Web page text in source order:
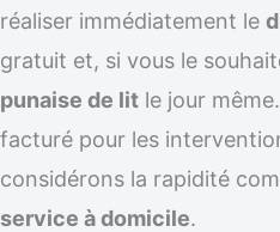
réaliser immédiatement le
gratuit et, si vous le
punaise de lit le jour
facturé pour les
considérons la rapidité
service à domicile.